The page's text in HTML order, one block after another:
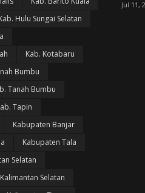
Hulu Sungai Selatan
Kab. Kotabaru
Bumbu
Tanah Bumbu
Tapin
Kabupaten Banjar
Kabupaten Tala
Selatan
Kalimantan Selatan
Jul 11,